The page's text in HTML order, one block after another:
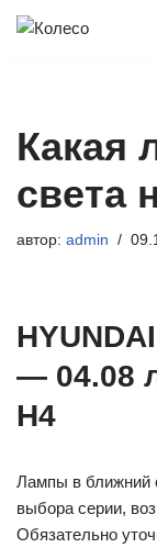
Какая
света
автор: admin
— 04.08
H4
Лампы в ближний
выбора серии,
Обязательно